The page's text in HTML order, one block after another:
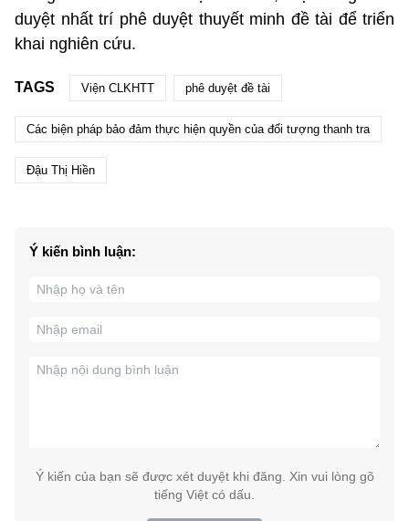
duyệt nhất trí phê duyệt thuyết minh đề tài để triển
khai nghiên cứu.
TAGS Viện CLKHTT phê duyệt đề tài
Các biện pháp bảo đảm thực hiện quyền của đối tượng thanh tra
Đậu Thị Hiền
Ý kiến bình luận:
Ý kiến của bạn sẽ được xét duyệt khi đăng. Xin vui lòng gõ
tiếng Việt có dấu.